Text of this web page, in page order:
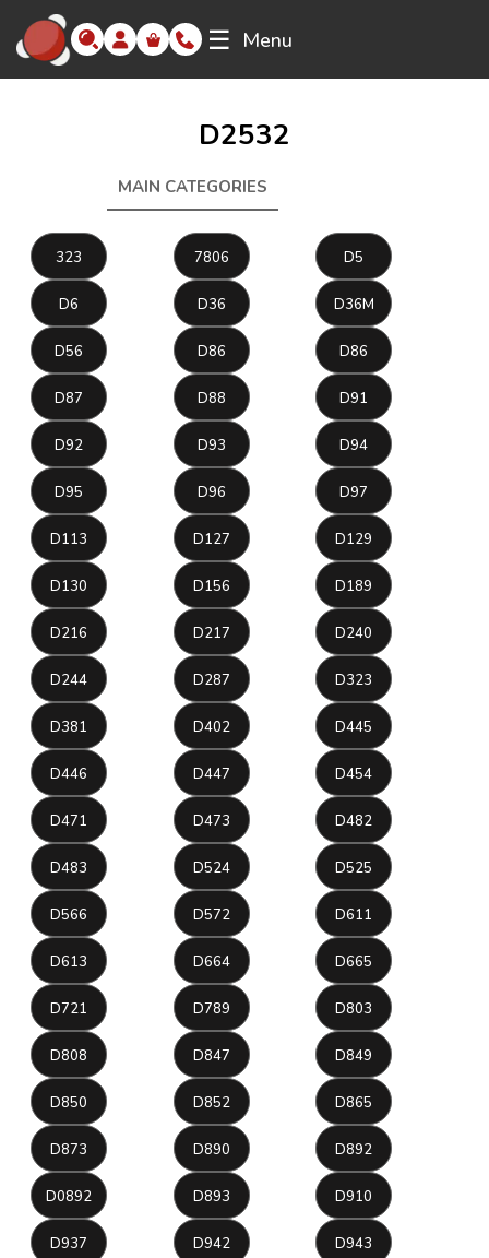
☰ Menu
D2532
MAIN CATEGORIES
323 7806 D5
D6 D36 D36M
D56 D86 D86
D87 D88 D91
D92 D93 D94
D95 D96 D97
D113 D127 D129
D130 D156 D189
D216 D217 D240
D244 D287 D323
D381 D402 D445
D446 D447 D454
D471 D473 D482
D483 D524 D525
D566 D572 D611
D613 D664 D665
D721 D789 D803
D808 D847 D849
D850 D852 D865
D873 D890 D892
D0892 D893 D910
D937 D942 D943